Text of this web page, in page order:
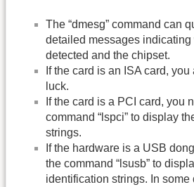
The “dmesg” command can
detailed messages
detected and the chipset.
If the card is an ISA card,
luck.
If the card is a PCI card, you
command “lspci” to display
strings.
If the hardware is a USB
the command “lsusb” to
identification strings. In some